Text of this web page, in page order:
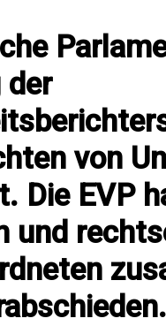
der
von
Die EVP
und